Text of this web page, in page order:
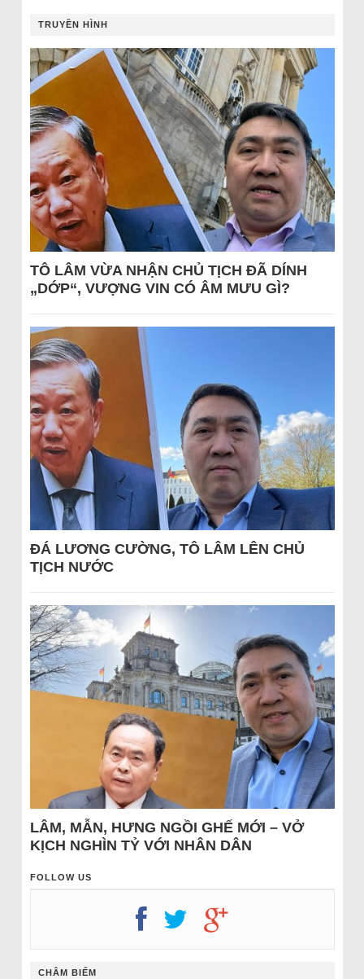
TRUYỀN HÌNH
TÔ LÂM VỪA NHẬN CHỦ TỊCH ĐÃ DÍNH
„DỚP“, VƯỢNG VIN CÓ ÂM MƯU GÌ?
ĐÁ LƯƠNG CƯỜNG, TÔ LÂM LÊN CHỦ
TỊCH NƯỚC
LÂM, MẪN, HƯNG NGỒI GHẾ MỚI – VỞ
KỊCH NGHÌN TỶ VỚI NHÂN DÂN
FOLLOW US
CHÂM BIẾM